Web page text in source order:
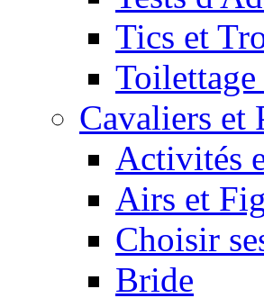
Tics et
Toilettage
Cavaliers et
Activités
Airs et
Choisir
Bride